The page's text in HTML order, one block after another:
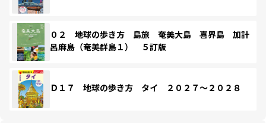
０２ 地球の歩き方 島旅 奄美大島 喜界島 加計
呂麻島（奄美群島１） ５訂版
Ｄ１７ 地球の歩き方 タイ ２０２７～２０２８